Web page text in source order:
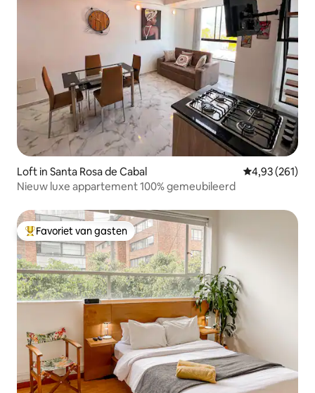
Loft in Santa Rosa de Cabal Gemiddelde
4,93 (261)
Nieuw luxe appartement 100% gemeubileerd
Topfavoriet van gasten
Favoriet van gasten